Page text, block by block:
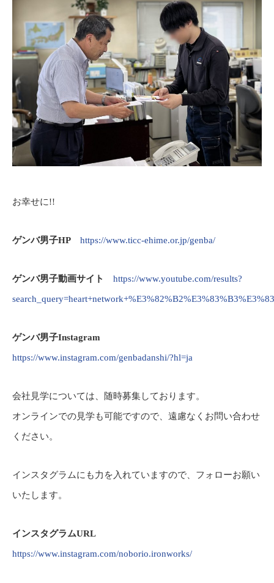
お幸せに!!
ゲンバ男子HP https://www.ticc-ehime.or.jp/genba/
ゲンバ男子動画サイト https://www.youtube.com/results?
ゲンバ男子Instagram
https://www.instagram.com/genbadanshi/?hl=ja
会社見学については、随時募集しております。
オンラインでの見学も可能ですので、遠慮なくお問い合わせ
ください。
インスタグラムにも力を入れていますので、フォローお願い
いたします。
インスタグラムURL
https://www.instagram.com/noborio.ironworks/